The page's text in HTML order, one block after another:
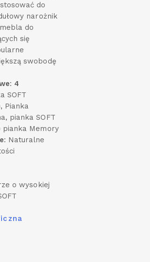
do
narożnik
do
się
swobodę
: 4
SOFT
Pianka
pianka SOFT
pianka Memory
: Naturalne
o wysokiej